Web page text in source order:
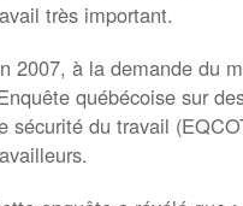
très important.
2007, à la demande du
québécoise sur
sécurité du travail